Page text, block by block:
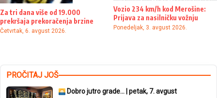
Za tri dana više od 19.000
prekršaja prekoračenja brzine
Četvrtak, 6. avgust 2026.
Vozio 234 km/h kod Merošine:
Prijava za nasilničku vožnju
Ponedeljak, 3. avgust 2026.
PROČITAJ JOŠ
Dobro jutro grade… | petak, 7. avgust